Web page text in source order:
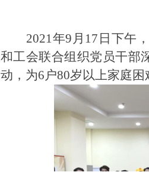
2021年9月17日下午
和工会联合组织党员干部
动，为6户80岁以上家庭